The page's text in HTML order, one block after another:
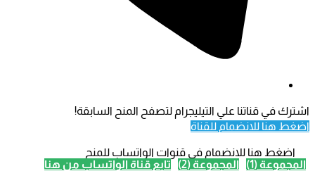
اشترك في قناتنا علي التيليجرام لتصفح المنح السابقة!
اضغط هنا للانضمام للقناة
اضغط هنا للانضمام في قنوات الواتساب للمنح
المجموعة (1)
المجموعة (2) تابع قناة الواتساب من هنا